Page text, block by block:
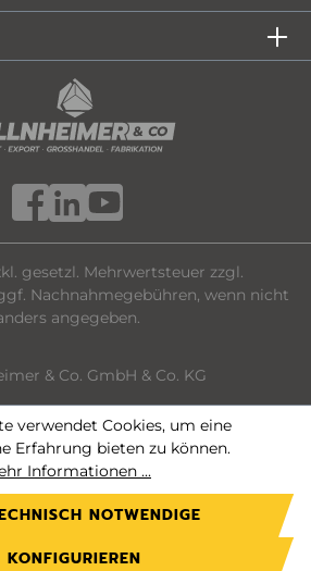
gesetzl. Mehrwertsteuer zzgl.
Nachnahmegebühren, wenn nicht
angegeben.
& Co. GmbH & Co. KG
verwendet Cookies, um eine
Erfahrung bieten zu können.
Informationen ...
NOTWENDIGE
KONFIGURIEREN